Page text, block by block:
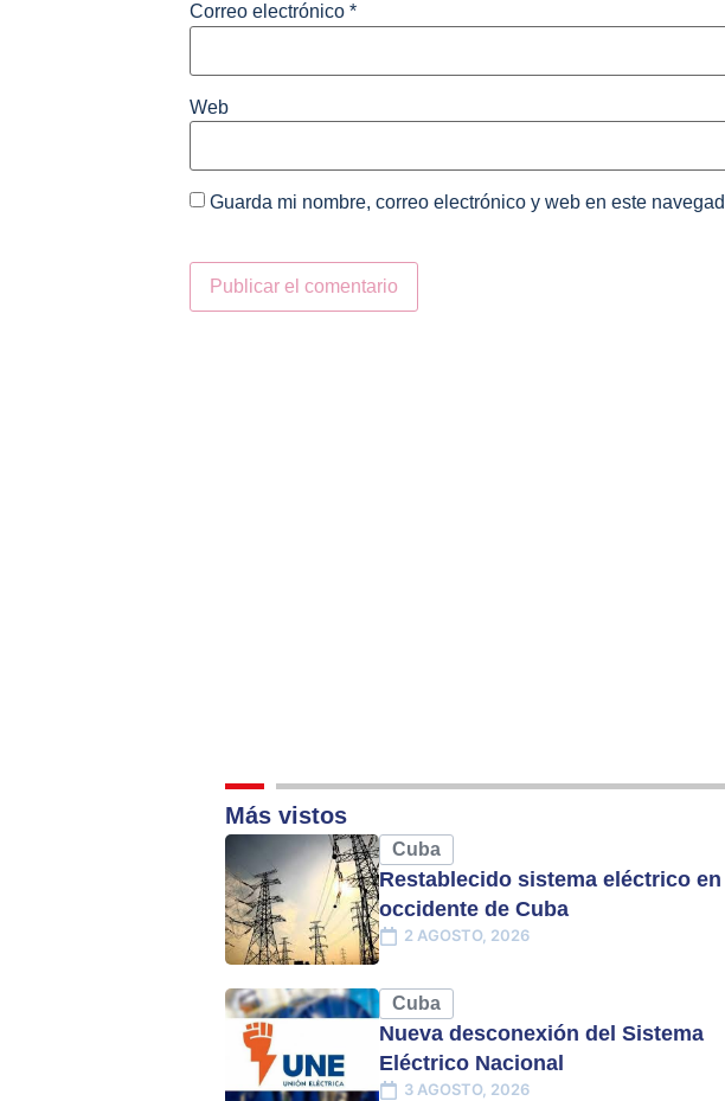
Correo electrónico *
Web
Guarda mi nombre, correo electrónico y web en este
Más vistos
Cuba
Restablecido sistema eléctrico en
occidente de Cuba
2 AGOSTO, 2026
Cuba
Nueva desconexión del Sistema
Eléctrico Nacional
3 AGOSTO, 2026